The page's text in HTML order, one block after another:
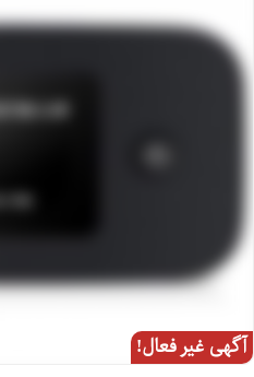
آگهی غیر فعال!